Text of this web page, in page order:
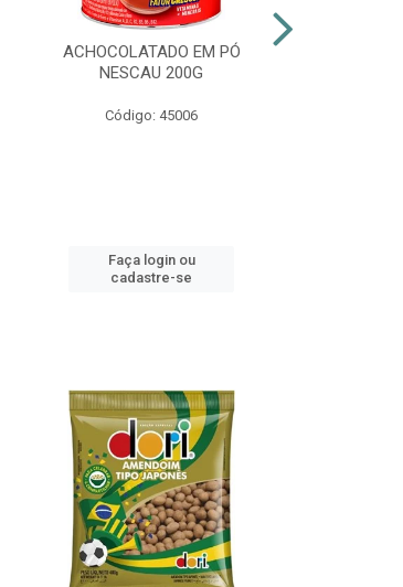
ACHOCOLATADO EM PÓ
NESCAU 200G
Código: 45006
Faça login ou
cadastre-se